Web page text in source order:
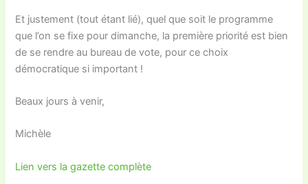
Et justement (tout étant lié), quel que soit le programme
que l’on se fixe pour dimanche, la première priorité est bien
de se rendre au bureau de vote, pour ce choix
démocratique si important !
Beaux jours à venir,
Michèle
Lien vers la gazette complète